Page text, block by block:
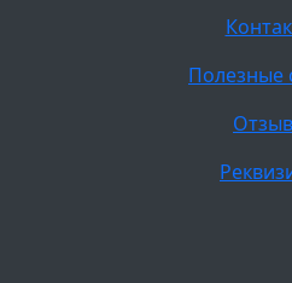
Полезные